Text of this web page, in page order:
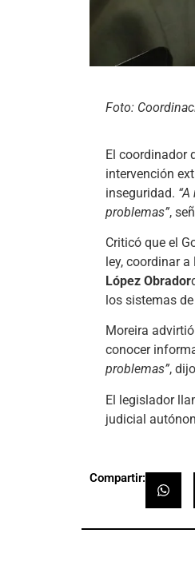
Foto:
El coordinador
intervención
inseguridad.
problemas”,
Criticó que el
ley, coordinar
López Obrador
los sistemas
Moreira
conocer
problemas”,
El legislador
judicial
Compartir: